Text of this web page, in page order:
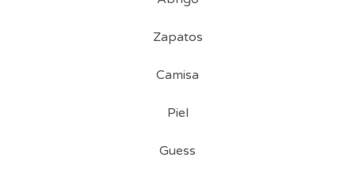
Zapatos
Camisa
Piel
Guess